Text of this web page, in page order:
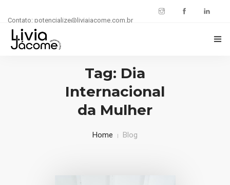
Contato: potencialize@liviajacome.com.br
POTENCIALIZE SUA CARREIRA
Tag: Dia
Internacional
da Mulher
Home Blog